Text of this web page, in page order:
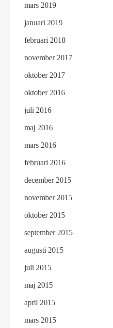
mars 2019
januari 2019
februari 2018
november 2017
oktober 2017
oktober 2016
juli 2016
maj 2016
mars 2016
februari 2016
december 2015
november 2015
oktober 2015
september 2015
augusti 2015
juli 2015
maj 2015
april 2015
mars 2015